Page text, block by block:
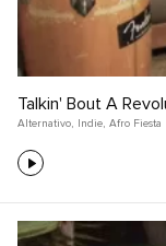
Talkin' Bout A
Alternativo, Indie, Afro Fiesta